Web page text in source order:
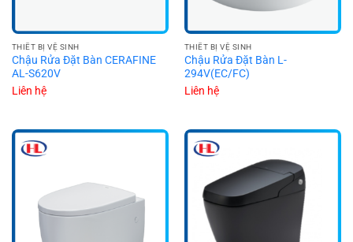
THIẾT BỊ VỆ SINH
Chậu Rửa Đặt Bàn CERAFINE
AL-S620V
Liên hệ
THIẾT BỊ VỆ SINH
Chậu Rửa Đặt Bàn L-
294V(EC/FC)
Liên hệ